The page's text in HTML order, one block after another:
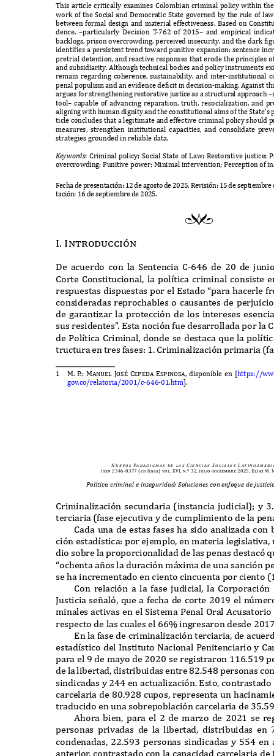
This article critically examines Colombian criminal policy within
work of theSocial andDemocratic State governed by the rule of law
between formal design and material effectiveness. Based on C
dence, –particularlyDecision T-762of 2015– and empirical
backlogs,prison overcrowding,perceived insecurity,and the dark f
identifies a persistent trend toward punitive expansion: sentence
pretrial detention,and reactive responses that erode the
and subsidiarity. Although technical bodies and policy instruments ex
remain regarding coherence,sustainability,and inter-institutional
penal populism and an evidence deficit in decision-making. Against
argues for strengthening restorative justice as a structural approach –
tool–capable of advancing reparation,truth,resocialization,and
aligning with human dignity and the constitutional aims of theState’s
ticle concludes that a legitimate and effective criminal policy should
measures, strengthen institutional capacities,and consolidate
strategies grounded in reliable data.
Keywords: Criminal policy; SocialState ofLaw; Restorative justice; P
overcrowding; Punitive power; Minimal intervention; Perception of
Fecha de presentación: 12de agosto de 2025. Revisión: 15de septiembre
tación: 16 de septiembre de 2025.
ef
I. Introducción
De acuerdo con la Sentencia C-646 de 20 de
Corte Constitucional, la política criminal consiste
respuestas dispuestas por el Estado“para hacerle
consideradas reprochables o causantes de
de garantizar la protección de los intereses
sus residentes”. Esta noción fue desarrollada por la C
de Política Criminal,donde se destaca que la polí
tructura en tres fases: 1. Criminalización primaria (
1 M.P.: Manuel José Cepeda Espinosa,disponible en [https://
gov.co/relatoria /2001/c-646-01.htm].
N u e v o s Pa r a d i g m a s d e l a s C i e n c i a s S o c i a l e s L at i n o a m e r i
issn 2346-0377(en línea) vol. XVI, n.º 32, julio-diciembre 2025, Elías M.
Política criminal e inseguridad: Soluciones con enfoque de
Criminalización secundaria (instancia judicial); y
terciaria (fase ejecutiva y de cumplimiento de la
Cada una de estas fases ha sido analizada con
ción estadística: por ejemplo,en materia legislativa,
dio sobre la proporcionalidad de las penas destacó
“ochenta años la duración máxima de una sanción
se ha incrementado en ciento cincuenta por ciento
Con relación a la fase judicial,la Corporación
Justicia señaló, que a fecha de corte 2019 el nú
minales activas en elSistema Penal Oral A
respecto de las cuales el 66%ingresaron desde
En la fase de criminalización terciaria, de
estadístico del Instituto Nacional Penitenciario y C
para el 9de mayo de 2020 se registraron 116.519
de la libertad,distribuidas entre82.548 personas
sindicadas y 244 en actualización. Esto,
carcelaria de 80.928 cupos, representa un
traducido en una sobrepoblación carcelaria de
Ahora bien,para el 2de marzo de 2021 se
personas privadas de la libertad,distribuidas en
condenadas, 22.593 personas sindicadas y 554en
anterior,contrastado con la capacidad carcelaria de